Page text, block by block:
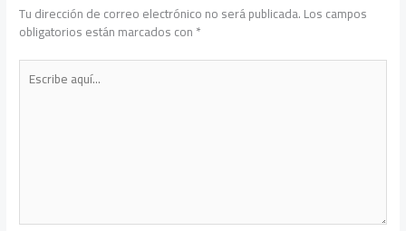
Tu dirección de correo electrónico no será publicada.Los campos
obligatorios están marcados con*
Escribe
aquí...